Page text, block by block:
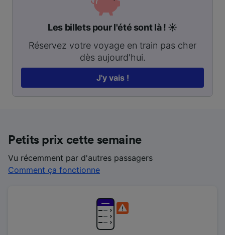
Les billets pour l'été sont là ! ☀️
Réservez votre voyage en train pas cher
dès aujourd'hui.
J'y vais !
Petits prix cette semaine
Vu récemment par d'autres passagers
Comment ça fonctionne